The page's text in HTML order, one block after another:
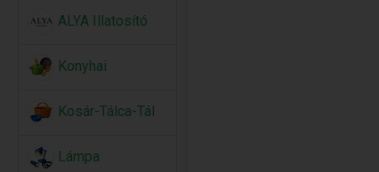
ALYA Illatosító
Konyhai
Kosár-Tálca-Tál
Lámpa